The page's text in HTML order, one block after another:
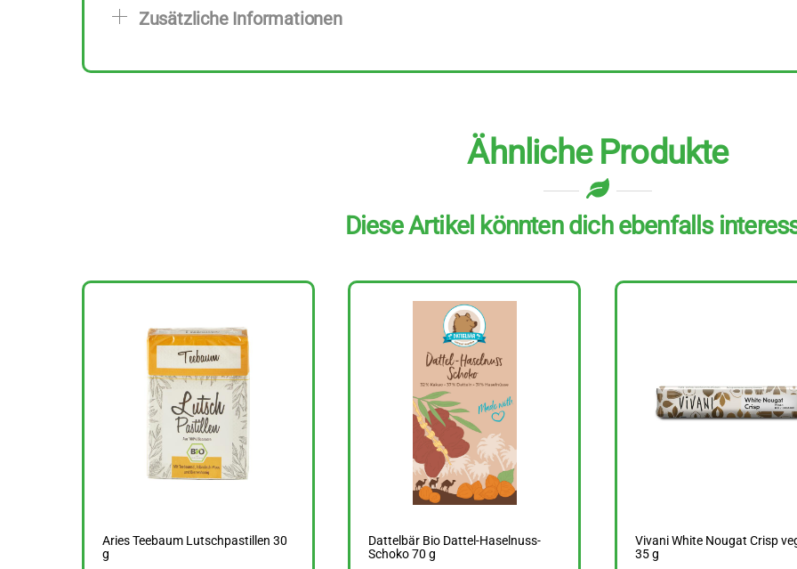
Zusätzliche Informationen
Ähnliche Produkte
Diese Artikel könnten dich ebenfalls
Aries Teebaum Lutschpastillen 30
g
Dattelbär Bio Dattel-Haselnuss-
Schoko 70 g
Vivani White Nougat Crisp
35 g